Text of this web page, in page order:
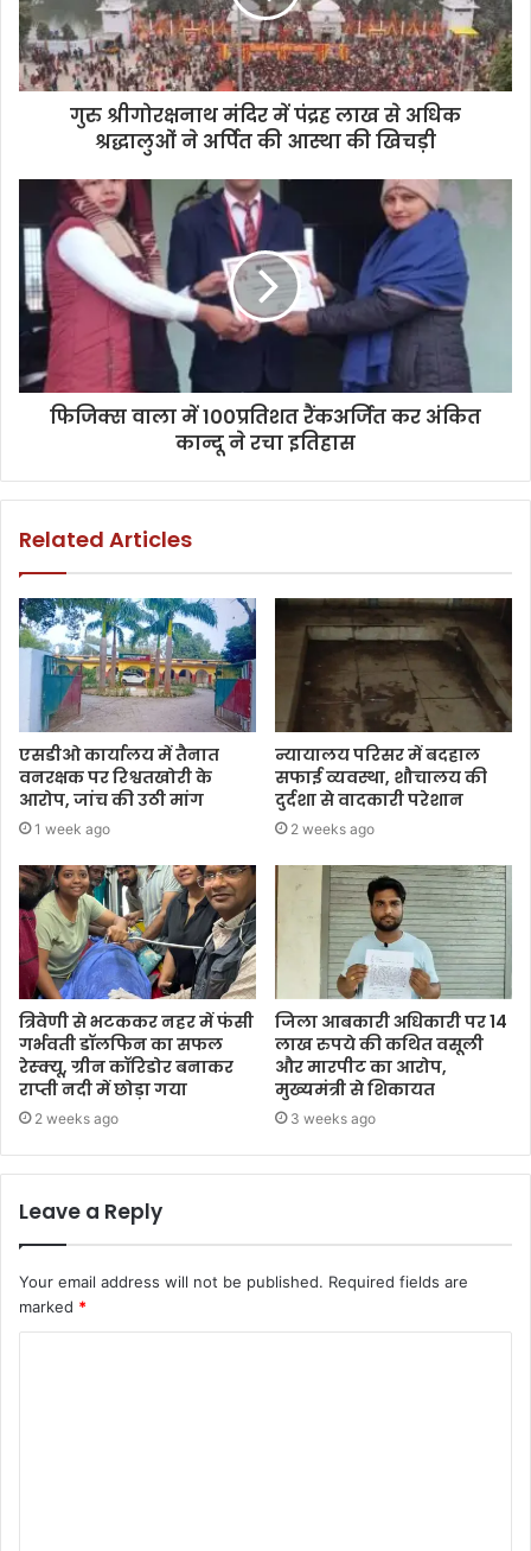
गुरु श्रीगोरक्षनाथ मंदिर में पंद्रह लाख से अधिक
श्रद्धालुओं ने अर्पित की आस्था की खिचड़ी
फिजिक्स वाला में 100प्रतिशत रैंकअर्जित कर अंकित
कान्दू ने रचा इतिहास
Related Articles
एसडीओ कार्यालय में तैनात
वनरक्षक पर रिश्वतखोरी के
आरोप, जांच की उठी मांग
1 week ago
न्यायालय परिसर में बदहाल
सफाई व्यवस्था, शौचालय की
दुर्दशा से वादकारी परेशान
2 weeks ago
त्रिवेणी से भटककर नहर में फंसी
गर्भवती डॉलफिन का सफल
रेस्क्यू, ग्रीन कॉरिडोर बनाकर
राप्ती नदी में छोड़ा गया
2 weeks ago
जिला आबकारी अधिकारी पर 14
लाख रुपये की कथित वसूली
और मारपीट का आरोप,
मुख्यमंत्री से शिकायत
3 weeks ago
Leave a Reply
Your email address will not be published. Required fields are
marked *